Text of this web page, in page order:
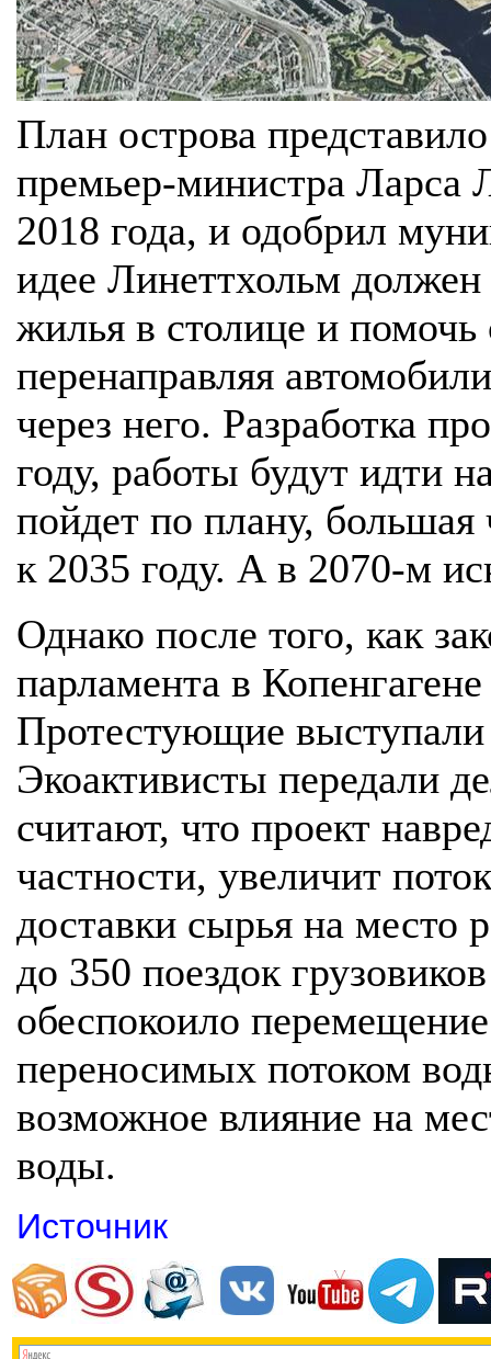
План острова
премьер-министра Ларса
2018 года, и одобрил
идее Линеттхольм
жилья в столице и
перенаправляя
через него. Разработка
году, работы будут идти
пойдет по плану, большая
к 2035 году. А в 2070-м
Однако после того, как
парламента в
Протестующие выступали
Экоактивисты передали
считают, что проект
частности, увеличит
доставки сырья на место
до 350 поездок
обеспокоило
переносимых потоком
возможное влияние на
воды.
Источник